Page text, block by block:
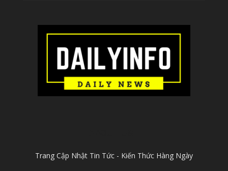
Trang Cập Nhật Tin Tức - Kiến Thức Hàng Ngày